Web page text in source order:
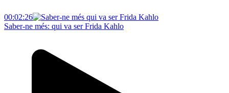
00:02:26
Saber-ne més: qui va ser Frida Kahlo